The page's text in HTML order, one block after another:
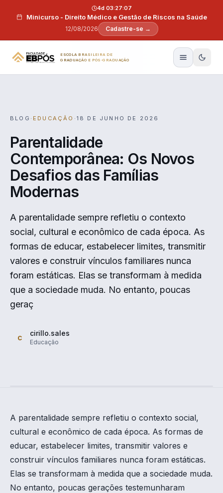
Minicurso - Direito Médico e Gestão de Riscos na Saúde
12/08/2026
4d 03:27:07
Cadastre-se →
ESCOLA BRASILEIRA DE
GRADUAÇÃO E PÓS-GRADUAÇÃO
BLOG · EDUCAÇÃO · 18 DE JUNHO DE 2026
Parentalidade
Contemporânea: Os Novos
Desafios das Famílias
Modernas
A parentalidade sempre refletiu o contexto
social, cultural e econômico de cada época. As
formas de educar, estabelecer limites, transmitir
valores e construir vínculos familiares nunca
foram estáticas. Elas se transformam à medida
que a sociedade muda. No entanto, poucas
geraç
c cirillo.sales
Educação
A parentalidade sempre refletiu o contexto social,
cultural e econômico de cada época. As formas de
educar, estabelecer limites, transmitir valores e
construir vínculos familiares nunca foram estáticas.
Elas se transformam à medida que a sociedade muda.
No entanto, poucas gerações testemunharam